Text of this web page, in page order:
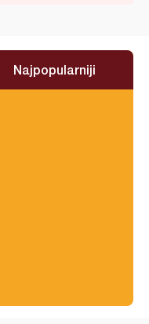
Najpopularniji